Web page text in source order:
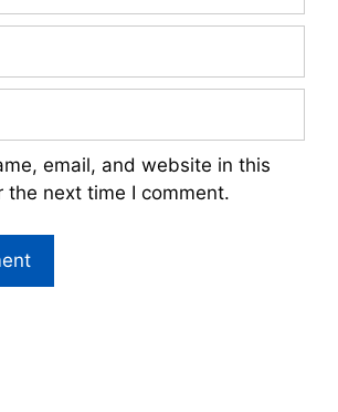
email, and website in this
the next time I comment.